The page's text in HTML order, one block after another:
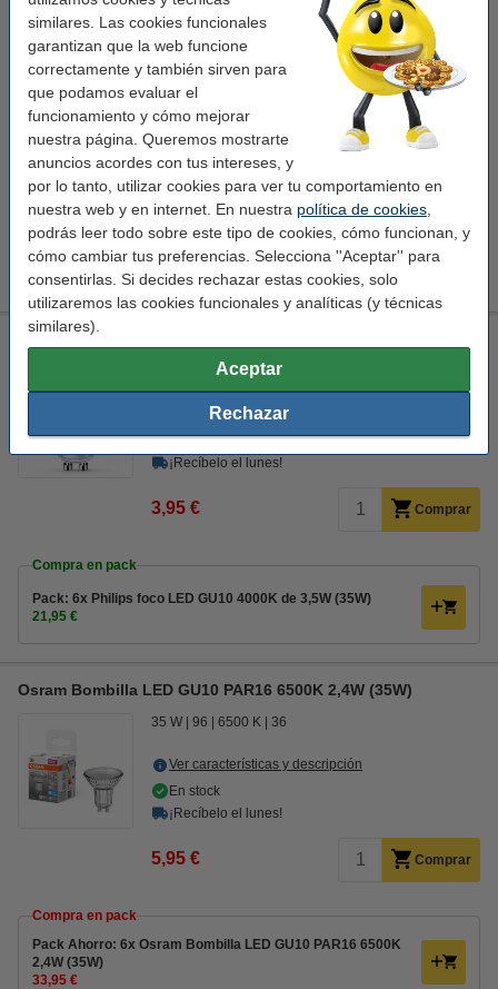
similares. Las cookies funcionales
garantizan que la web funcione
correctamente y también sirven para
que podamos evaluar el
funcionamiento y cómo mejorar
nuestra página. Queremos mostrarte
anuncios acordes con tus intereses, y
por lo tanto, utilizar cookies para ver tu comportamiento en
nuestra web y en internet. En nuestra política de cookies
podrás leer todo sobre este tipo de cookies, cómo funcionan, y
cómo cambiar tus preferencias. Selecciona ''Aceptar'' para
consentirlas. Si decides rechazar estas cookies, solo
utilizaremos las cookies funcionales y analíticas (y técnicas
similares).
Aceptar
Rechazar
35 W
Ver características y descripción
3,95 € Comprar
Compra en pack
Pack Ahorro: 6x Osram Bombilla LED GU10 2700K 2,4W
(35W)
Philips bombilla LED GU10 4000K de 3,5W (35W)
4000 K 80 50-60Hz
Ver características y descripción
En stock
¡Recíbelo el lunes!
3,95 € Comprar
Compra en pack
Pack: 6x Philips foco LED GU10 4000K de 3,5W (35W)
21,95 €
Osram Bombilla LED GU10 PAR16 6500K 2,4W (35W)
35 W 96 6500 K 36
Ver características y descripción
En stock
¡Recíbelo el lunes!
5,95 € Comprar
Compra en pack
Pack Ahorro: 6x Osram Bombilla LED GU10 PAR16 6500K
2,4W (35W)
33,95 €